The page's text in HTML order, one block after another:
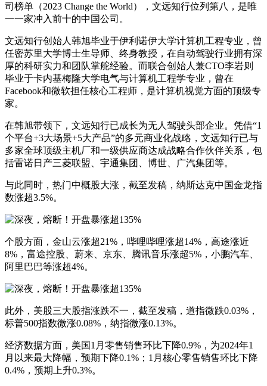
司榜单（2023 Change the World），文远知行位列第八，是唯
一一家冲入前十的中国公司。
文远知行创始人韩旭毕业于伊利诺伊大学计算机工程专业，曾
任密苏里大学博士生导师、终身教授，在自动驾驶行业拥有深
厚的科研实力和团队掌舵经验。而联合创始人兼CTO李岩则
毕业于卡内基梅隆大学电气与计算机工程学专业，曾在
Facebook和微软担任核心工程师，是计算机视觉方面的顶级专
家。
在韩旭带领下，文远知行已成长为无人驾驶头部企业。凭借“1
个平台+3大场景+5大产品”的多元商业化战略，文远知行已与
多家全球顶级主机厂和一级供应商达成战略合作伙伴关系，包
括雷诺日产三菱联盟、宇通集团、博世、广汽集团等。
与此同时，热门中概股大涨，截至发稿，纳斯达克中国金龙指
数涨超3.5%。
个股方面，金山云涨超21%，哔哩哔哩涨超14%，高途涨近
8%，富途控股、蔚来、京东、腾讯音乐涨超5%，小鹏汽车、
阿里巴巴等涨超4%。
此外，美股三大股指涨跌不一，截至发稿，道指微跌0.03%，
标普500指数微涨0.08%，纳指微涨0.13%。
经济数据方面，美国1月零售销售环比下降0.9%，为2024年1
月以来最大降幅，预期下降0.1%；1月核心零售销售环比下降
0.4%，预期上升0.3%。